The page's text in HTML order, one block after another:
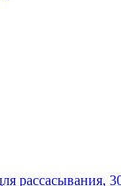
рассасывания,